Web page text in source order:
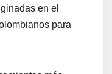
en el
para